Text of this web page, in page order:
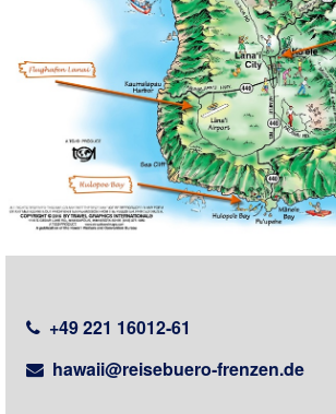
+49 221 16012-61
hawaii@reisebuero-frenzen.de